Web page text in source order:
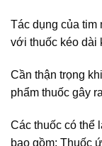
Tác dụng của tim
với thuốc kéo dài
Cần thận trọng
phẩm thuốc gây
Các thuốc có thể
bao gồm: Thuốc